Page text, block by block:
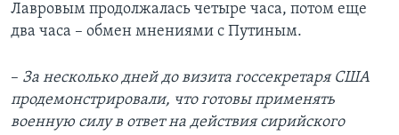
Лавровым продолжалась четыре часа, потом еще
два часа – обмен мнениями с Путиным.
– За несколько дней до визита госсекретаря США
продемонстрировали, что готовы применять
военную силу в ответ на действия сирийского